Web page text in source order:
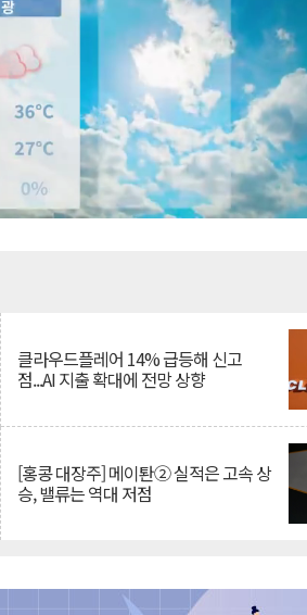
클라우드플레어 14% 급등해 신고
점...AI 지출 확대에 전망 상향
[홍콩 대장주] 메이퇀② 실적은 고속 상
승, 밸류는 역대 저점